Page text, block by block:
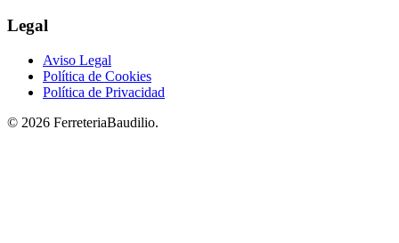
Legal
Aviso Legal
Política de Cookies
Política de Privacidad
© 2026 FerreteriaBaudilio.